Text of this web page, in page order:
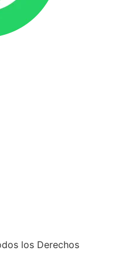
los Derechos